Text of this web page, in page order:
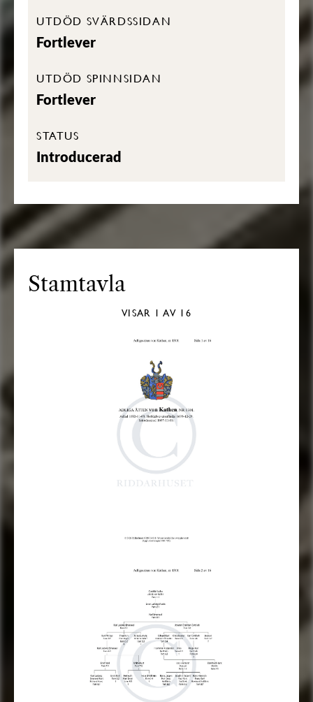
UTDÖD SVÄRDSSIDAN
Fortlever
UTDÖD SPINNSIDAN
Fortlever
STATUS
Introducerad
Stamtavla
VISAR 1 AV 16